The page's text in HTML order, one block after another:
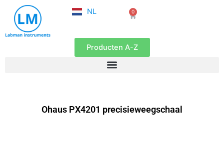
naar
NL
EN
0
Winkelwagen
Producten A-Z
Ohaus PX4201 precisieweegschaal